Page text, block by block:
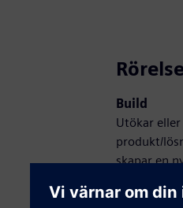
Build
Utökar
produkt/
skapar en